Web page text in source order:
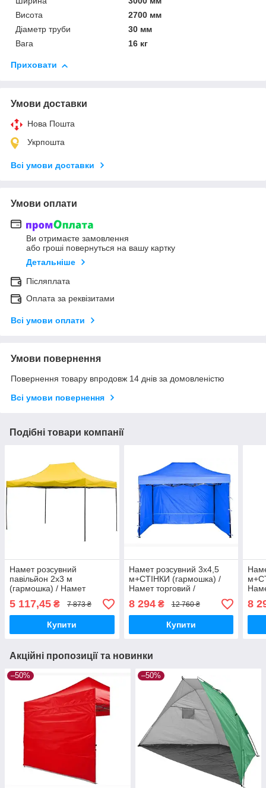
Висота
2700 мм
Діаметр труби
30 мм
Вага
16 кг
Приховати
Умови доставки
Нова Пошта
Укрпошта
Всі умови доставки
Умови оплати
Ви отримаєте замовлення
або гроші повернуться на вашу картку
Детальніше
Післяплата
Оплата за реквізитами
Всі умови оплати
Умови повернення
Повернення товару впродовж 14 днів за домовленістю
Всі умови повернення
Подібні товари компанії
Намет розсувний
павільйон 2х3 м
(гармошка) / Намет
торговий / Альтанка
5 117,45 ₴ 7 873 ₴
Купити
Намет розсувний 3х4,5
м+СТІНКИ (гармошка) /
Намет торговий /
Альтанка/ Павільйон
3024С, DM3497 Blue
8 294₴ 12 760 ₴
Купити
8
Акційні пропозиції та новинки
–50% –50%